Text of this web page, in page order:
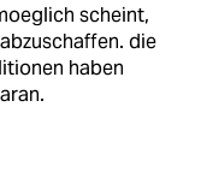
scheint,
die
haben